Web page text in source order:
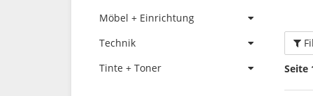
Seite
Möbel + Einrichtung
Technik
Tinte + Toner